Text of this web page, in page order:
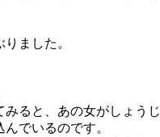
ました。
ると、あの女がしょう
でいるのです。